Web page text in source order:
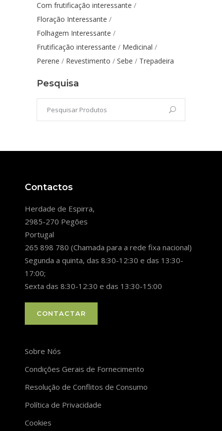
Com frutificação interessante
Floração Interessante
Folhagem Interessante
Frutificação interessante
Medicinal
Perene
Revestimento Sebe Trepadeira
Pesquisa
Contactos
Herdade de Espirra,
2985-270 Pegões
Portugal
265 898 780 (Chamada para a rede fixa nacional)
Segunda a quinta, das 8:30-12:30 e das 13:30-
17:00;
Sexta das 8:30-12:30 e das 13:30-15:00
CONTACTAR
Sobre Nós
Condições Gerais de Fornecimento
Resolução de Conflitos de Consumo
Política de Privacidade
Cookies